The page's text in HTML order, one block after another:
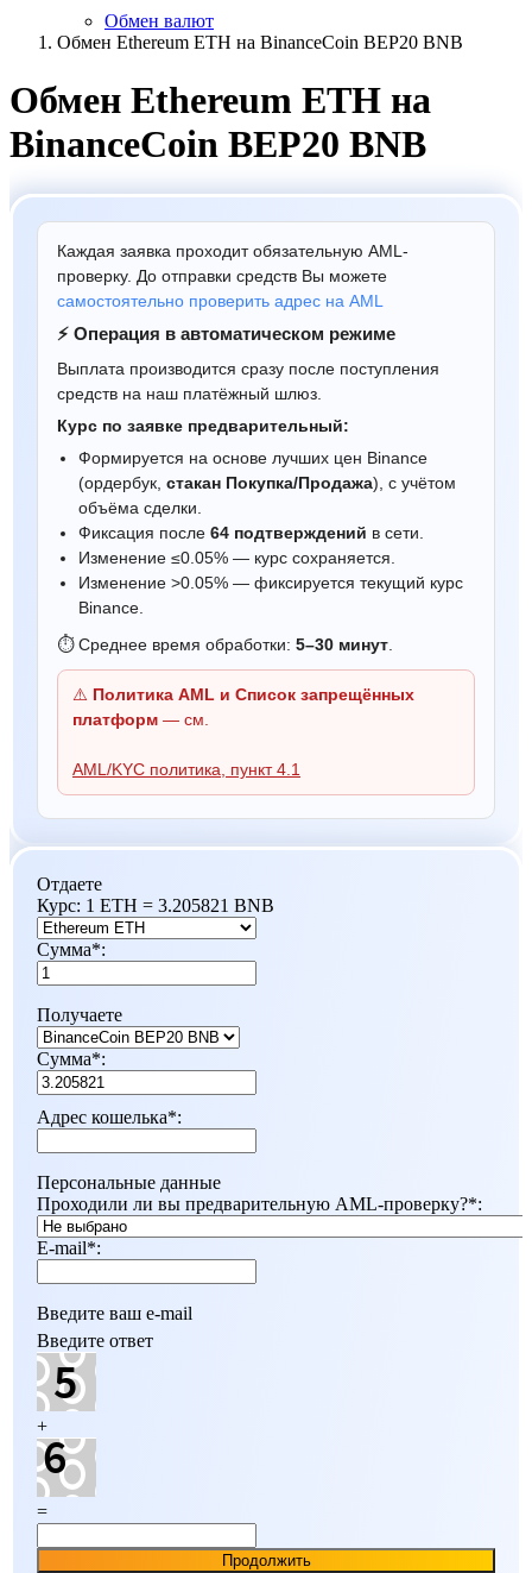
Обмен валют
Обмен Ethereum ETH на BinanceCoin BEP20 BNB
Обмен Ethereum ETH на
BinanceCoin BEP20 BNB
Каждая заявка проходит обязательную AML-
проверку. До отправки средств Вы можете
самостоятельно проверить адрес на AML
⚡ Операция в автоматическом режиме
Выплата производится сразу после поступления
средств на наш платёжный шлюз.
Курс по заявке предварительный:
Формируется на основе лучших цен Binance
(ордербук, стакан Покупка/Продажа), с учётом
объёма сделки.
Фиксация после 64 подтверждений в сети.
Изменение ≤0.05% — курс сохраняется.
Изменение >0.05% — фиксируется текущий курс
Binance.
⏱ Среднее время обработки: 5–30 минут
⚠️ Политика AML и Список запрещённых
платформ — см.
AML/KYC политика, пункт 4.1
Отдаете
Курс: 1 ETH = 3.205821 BNB
Сумма*:
Получаете
Сумма*:
Адрес кошелька*:
Персональные данные
Проходили ли вы предварительную AML-проверку?*:
E-mail*:
Введите ваш e-mail
Введите ответ
+
=